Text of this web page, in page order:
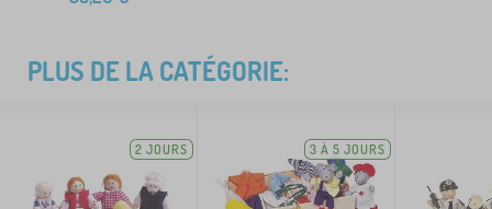
PLUS DE LA CATÉGORIE:
2 JOURS 3 À 5 JOURS